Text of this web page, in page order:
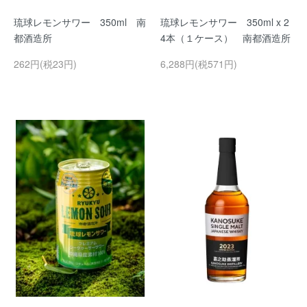
琉球レモンサワー 350ml 南
都酒造所
262円(税23円)
琉球レモンサワー 350ml x 2
4本（１ケース） 南都酒造所
6,288円(税571円)